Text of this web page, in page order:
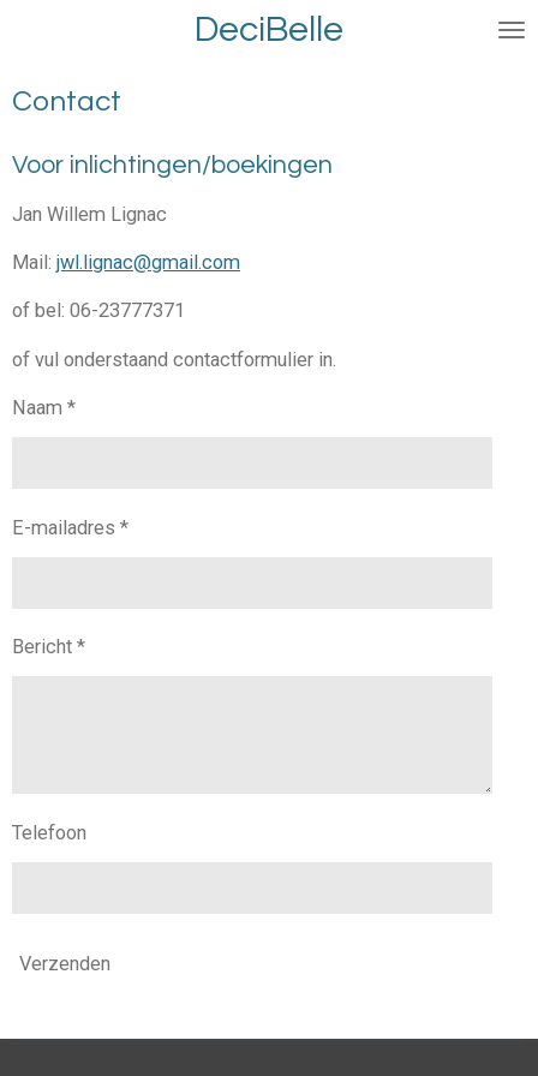
de
DeciBelle
Contact
Voor inlichtingen/boekingen
Jan Willem Lignac
Mail: jwl.lignac@gmail.com
of bel: 06-23777371
of vul onderstaand contactformulier in.
Naam *
E-mailadres *
Bericht *
Telefoon
Verzenden